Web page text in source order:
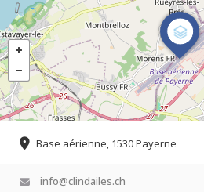
Base aérienne, 1530 Payerne
info@clindailes.ch